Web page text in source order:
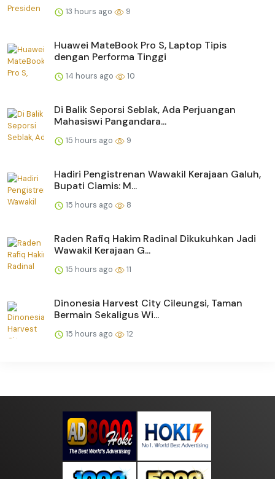
13 hours ago 9
Huawei MateBook Pro S, Laptop Tipis
dengan Performa Tinggi
14 hours ago 10
Di Balik Seporsi Seblak, Ada Perjuangan
Mahasiswi Pangandara...
15 hours ago 9
Hadiri Pengistrenan Wawakil Kerajaan Galuh,
Bupati Ciamis: M...
15 hours ago 8
Raden Rafiq Hakim Radinal Dikukuhkan Jadi
Wawakil Kerajaan G...
15 hours ago 11
Dinonesia Harvest City Cileungsi, Taman
Bermain Sekaligus Wi...
15 hours ago 12